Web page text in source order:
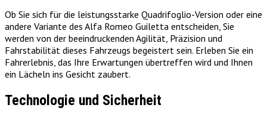
Ob Sie sich für die leistungsstarke Quadrifoglio-Version oder eine
andere Variante des Alfa Romeo Guiletta entscheiden, Sie
werden von der beeindruckenden Agilität, Präzision und
Fahrstabilität dieses Fahrzeugs begeistert sein. Erleben Sie ein
Fahrerlebnis, das Ihre Erwartungen übertreffen wird und Ihnen
ein Lächeln ins Gesicht zaubert.
Technologie und Sicherheit